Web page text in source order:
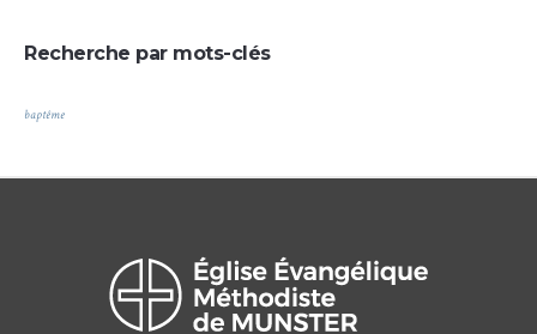
Recherche par mots-clés
baptême